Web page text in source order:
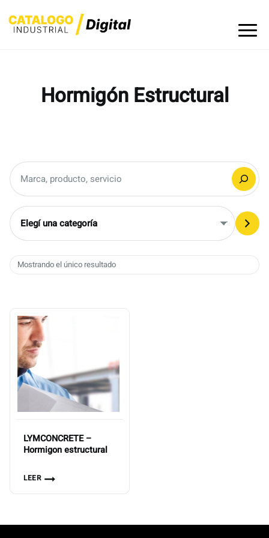
to
Hormigón Estructural
Mostrando el único resultado
LYMCONCRETE –
Hormigon estructural
LEER
Elegí
una
categoría